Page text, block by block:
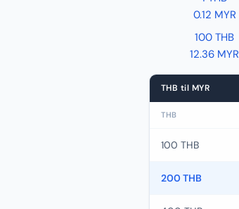
0.12 MYR
100 THB
12.36 MYR
THB til MYR
THB
100 THB
200 THB